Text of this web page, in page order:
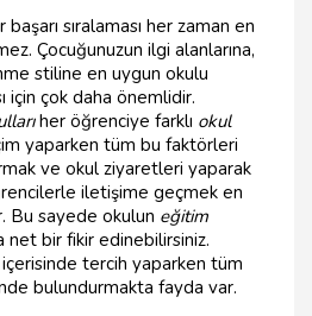
sıralaması her zaman en
Çocuğunuzun ilgi alanlarına,
stiline en uygun okulu
için çok daha önemlidir.
her öğrenciye farklı okul
yaparken tüm bu faktörleri
ve okul ziyaretleri yaparak
iletişime geçmek en
Bu sayede okulun eğitim
net bir fikir edinebilirsiniz.
tercih yaparken tüm
bulundurmakta fayda var.